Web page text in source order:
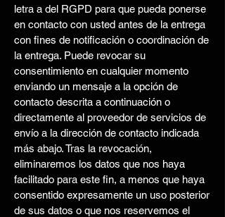
letra a del RGPD para que pueda ponerse
en contacto con usted antes de la entrega
con fines de notificación o coordinación de
la entrega. Puede revocar su
consentimiento en cualquier momento
enviando un mensaje a la opción de
contacto descrita a continuación o
directamente al proveedor de servicios de
envío a la dirección de contacto indicada
más abajo. Tras la revocación,
eliminaremos los datos que nos haya
facilitado para este fin, a menos que haya
consentido expresamente un uso posterior
de sus datos o que nos reservemos el